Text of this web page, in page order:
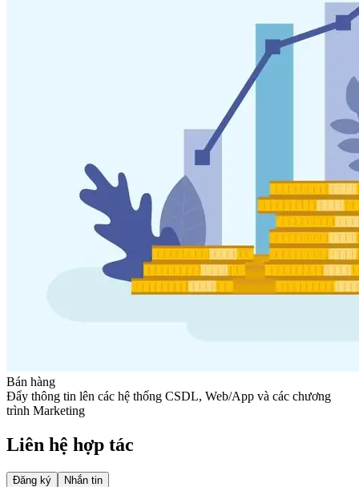
Bán hàng
Đẩy thông tin lên các hệ thống CSDL, Web/App và các chương
trình Marketing
Liên hệ hợp tác
Đăng ký Nhắn tin